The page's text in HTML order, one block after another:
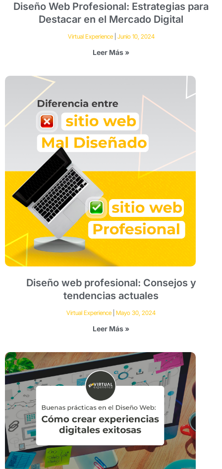
Diseño Web Profesional: Estrategias para
Destacar en el Mercado Digital
Virtual Experience Junio 10, 2024
Leer Más »
Diseño web profesional: Consejos y
tendencias actuales
Virtual Experience Mayo 30, 2024
Leer Más »